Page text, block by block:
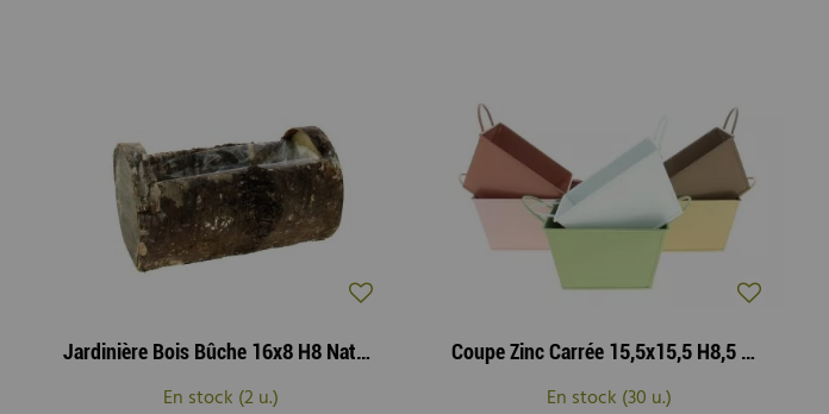
Jardinière Bois Bûche 16x8 H8 Naturel
En stock (2 u.)
Coupe Zinc Carrée 15,5x15,5 H8,5 Assortie
En stock (30 u.)